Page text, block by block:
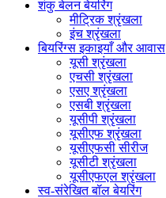
शंकु बेलन बेयरिंग
मीट्रिक श्रृंखला
इंच श्रृंखला
बियरिंग्स इकाइयाँ और आवास
यूसी श्रृंखला
एचसी श्रृंखला
एसए श्रृंखला
एसबी श्रृंखला
यूसीपी श्रृंखला
यूसीएफ श्रृंखला
यूसीएफसी सीरीज
यूसीटी श्रृंखला
यूसीएफएल श्रृंखला
स्व-संरेखित बॉल बेयरिंग